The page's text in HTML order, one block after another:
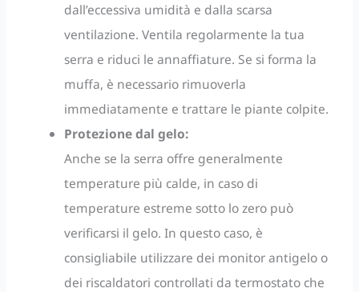
dall’eccessiva umidità e dalla scarsa
ventilazione. Ventila regolarmente la tua
serra e riduci le annaffiature. Se si forma la
muffa, è necessario rimuoverla
immediatamente e trattare le piante colpite.
Protezione dal gelo:
Anche se la serra offre generalmente
temperature più calde, in caso di
temperature estreme sotto lo zero può
verificarsi il gelo. In questo caso, è
consigliabile utilizzare dei monitor antigelo o
dei riscaldatori controllati da termostato che